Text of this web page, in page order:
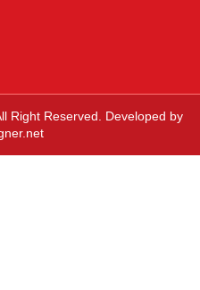
Right Reserved. Developed by